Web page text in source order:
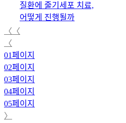
질환에 줄기세포 치료,
어떻게 진행될까
〈〈
〈
01페이지
02페이지
03페이지
04페이지
05페이지
〉